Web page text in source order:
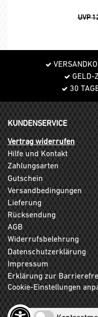
UVP
GELD-
30
KUNDENSERVICE
Vertrag widerrufen
Hilfe und Kontakt
Zahlungsarten
Gutschein
Versandbedingungen
Lieferung
Rücksendung
AGB
Widerrufsbelehrung
Datenschutzerklärung
Impressum
Erklärung zur
Cookie-Einstellungen